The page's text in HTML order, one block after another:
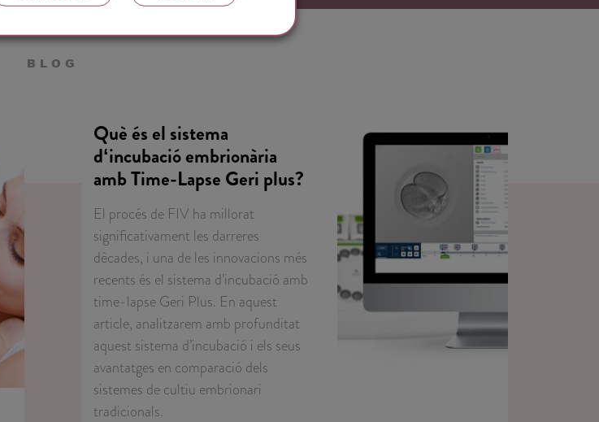
BLOG
Què és el sistema
dʻincubació embrionària
amb Time-Lapse Geri plus?
El procés de FIV ha millorat
significativament les darreres
dècades, i una de les innovacions més
recents és el sistema d’incubació amb
time-lapse Geri Plus. En aquest
article, analitzarem amb profunditat
aquest sistema d’incubació i els seus
avantatges en comparació dels
sistemes de cultiu embrionari
tradicionals.